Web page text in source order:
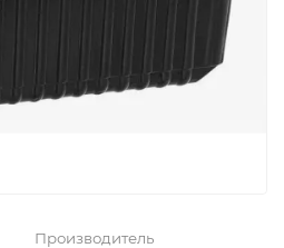
Производитель